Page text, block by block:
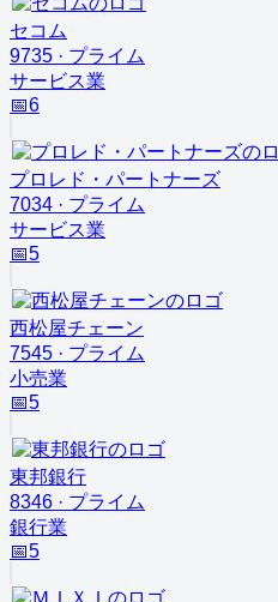
セコム
9735 · プライム
サービス業
📅6
プロレド・パートナーズ
7034 · プライム
サービス業
📅5
西松屋チェーン
7545 · プライム
小売業
📅5
東邦銀行
8346 · プライム
銀行業
📅5